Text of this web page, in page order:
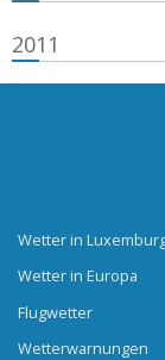
2011
Wetter in
Wetter in Europa
Flugwetter
Wetterwarnungen